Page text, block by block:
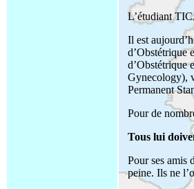
L’étudiant
Il est
d’Obstétrique
d’Obstétrique
Gynecology),
Permanent
Pour de
Tous lui
Pour ses amis
peine. Ils ne